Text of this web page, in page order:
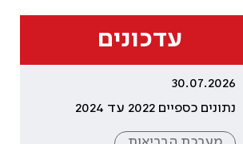
עדכונים
30.07.2026
נתונים כספיים 2022 עד 2024